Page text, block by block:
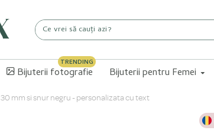
Bijuterii fotografie
TRENDING
Bijuterii pentru Femei
mm si snur negru - personalizata cu text